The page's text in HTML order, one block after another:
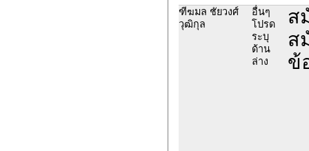
ฑีฆมล ชัยวงศ์
วุฒิกุล
อื่นๆ
โปรด
ระบุ
ด้าน
ล่าง
ส
ส
ข้